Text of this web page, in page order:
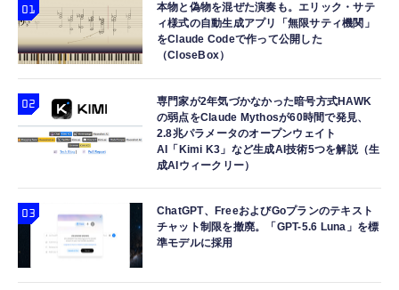
本物と偽物を混ぜた演奏も。エリック・サテ
ィ様式の自動生成アプリ「無限サティ機関」
をClaude Codeで作って公開した
（CloseBox）
専門家が2年気づかなかった暗号方式HAWK
の弱点をClaude Mythosが60時間で発見、
2.8兆パラメータのオープンウェイト
AI「Kimi K3」など生成AI技術5つを解説（生
成AIウィークリー）
ChatGPT、FreeおよびGoプランのテキスト
チャット制限を撤廃。「GPT-5.6 Luna」を標
準モデルに採用